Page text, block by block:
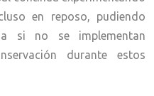
en reposo, pudiendo
si no se implementan
durante estos